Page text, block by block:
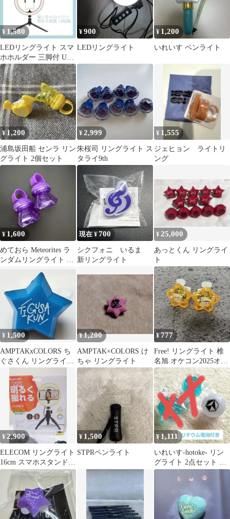
¥ 1,580
LEDリングライト スマ
ホホルダー 三脚付 USB
給電
¥900
LEDリングライト
¥ 1,200
いれいす ペンライト
¥1,200
浦島坂田船 センラ リン
グライト 2個セット
¥2,999
朱桜司 リングライト ス
タライ9th
¥ 1,555
ジェヒョン ライトリ
ング
¥ 1,600
めておら Meteorites ラ
ンダムリングライト 心
現在 ¥700
シクフォニ いるま
新リングライト
¥ 25,000
あっとくん リングライ
ト
¥ 1,500
AMPTAKxCOLORS ち
ぐさくん リングライト
¥1,200
AMPTAK×COLORS け
ちゃ リングライト
¥777
Free! リングライト 椎
名旭 オケコン2025オー
ケストラコンサート
¥2,900
ELECOM リングライト
16cm スマホスタンド付
き
¥ 1,500
STPRペンライト
¥1,111
いれいす-hotoke- リン
グライト 2点セット リ
チウム電池付き